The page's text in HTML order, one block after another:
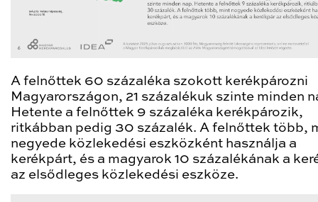
A felnőttek 60 százaléka szokott kerékpározni
Magyarországon, 21 százalékuk szinte minden
Hetente a felnőttek 9 százaléka kerékpározik,
ritkábban pedig 30 százalék. A felnőttek több,
negyede közlekedési eszközként használja a
kerékpárt, és a magyarok 10 százalékának a
az elsődleges közlekedési eszköze.